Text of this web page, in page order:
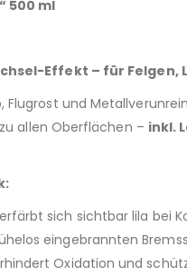
500 ml
Effekt – für Felgen,
und
allen Oberflächen – inkl.
sich sichtbar lila bei
eingebrannten
Oxidation und